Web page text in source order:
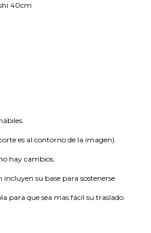
40cm
es al contorno de la imagen).
hay cambios.
incluyen su base para sostenerse
para que sea mas fácil su traslado.